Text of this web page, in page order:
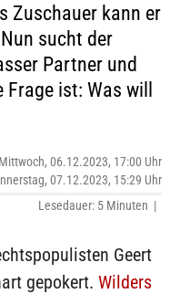
Zuschauer kann er
sucht der
Partner und
ist: Was will
Mittwoch, 06.12.2023, 17:00 Uhr
07.12.2023, 15:29 Uhr
Lesedauer: 5 Minuten |
Geert
gepokert. Wilders